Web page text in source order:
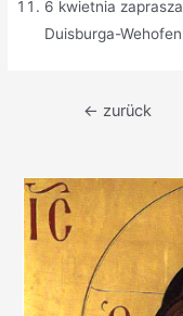
6 kwietnia
Duisburga-
Beitragsnavigation
← zurück